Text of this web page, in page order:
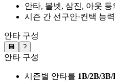
안타, 볼넷, 삼진, 아웃
시즌 간 선구안·컨택 능
안타 구성
💾 ?
안타 구성
시즌별 안타를 1B/2B/3B/